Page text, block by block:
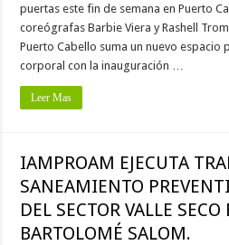
puertas este fin de semana en Puerto
coreógrafas Barbie Viera y Rashell
Puerto Cabello suma un nuevo espacio
corporal con la inauguración …
Leer Mas
IAMPROAM EJECUTA
SANEAMIENTO
DEL SECTOR VALLE
BARTOLOMÉ SALOM.